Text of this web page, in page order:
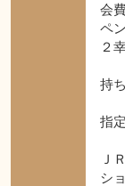
会
ペ
２
持
指
Ｊ
シ